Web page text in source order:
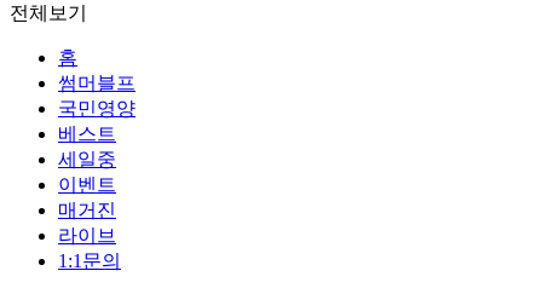
전체보기
홈
썸머블프
국민영양
베스트
세일중
이벤트
매거진
라이브
1:1문의